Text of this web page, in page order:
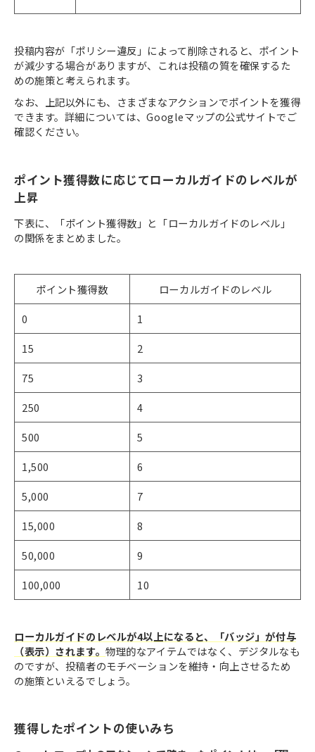
投稿内容が「ポリシー違反」によって削除されると、ポイント
が減少する場合がありますが、これは投稿の質を確保するた
めの施策と考えられます。
なお、上記以外にも、さまざまなアクションでポイントを獲得
できます。詳細については、Googleマップの公式サイトでご
確認ください。
ポイント獲得数に応じてローカルガイドのレベルが
上昇
下表に、「ポイント獲得数」と「ローカルガイドのレベル」
の関係をまとめました。
ポイント獲得数
ローカルガイドのレベル
0
1
15
2
75
3
250
4
500
5
1,500
6
5,000
7
15,000
8
50,000
9
100,000
10
ローカルガイドのレベルが4以上になると、「バッジ」が付与
（表示）されます。物理的なアイテムではなく、デジタルなも
のですが、投稿者のモチベーションを維持・向上させるため
の施策といえるでしょう。
獲得したポイントの使いみち